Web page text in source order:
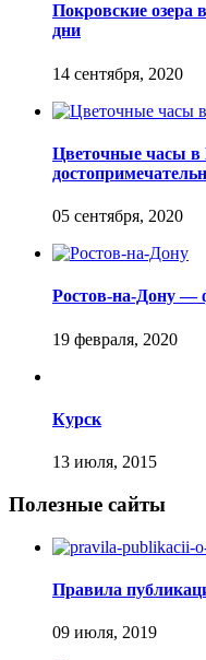
Покровские
дни
Цветочные часы в
Ростов-на-Дону —
Курск
Полезные сайты
Правила